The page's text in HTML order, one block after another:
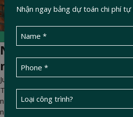
Nhìn lại giá vật liệu
năm 2026: Đánh giá &
Jun 02, 2026 -DucTin Construction>
Toàn cảnh biến động giá vật liệu xây
nửa đầu năm 2026. Giải pháp kỹ thuật
ngân sách, chống đội vốn hiệu quả.
Nhận ngay bảng dự toán chi phí tự